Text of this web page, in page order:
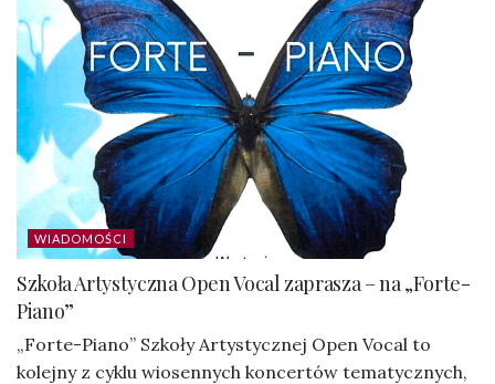
WIADOMOŚCI
Szkoła Artystyczna Open Vocal zaprasza – na „Forte-
Piano”
„Forte-Piano” Szkoły Artystycznej Open Vocal to
kolejny z cyklu wiosennych koncertów tematycznych,